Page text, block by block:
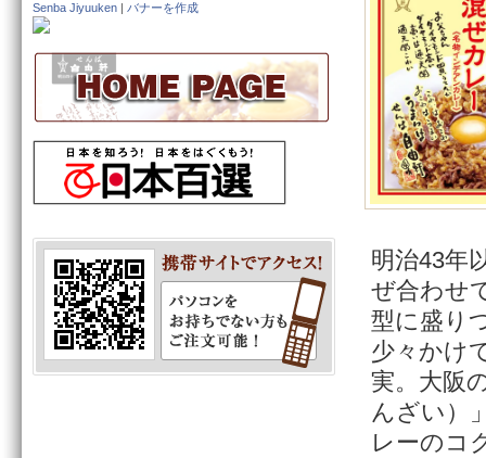
Senba Jiyuuken| バナーを作成
明治43年
ぜ合わせ
型に盛り
少々かけ
実。大阪
んざい）
レーのコ